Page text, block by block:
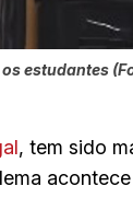
estudantes
, tem sido